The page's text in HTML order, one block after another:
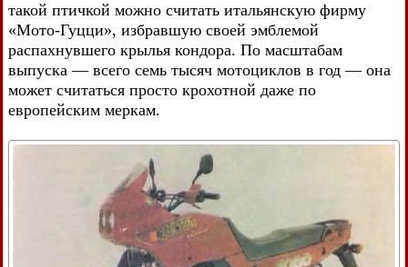
такой птичкой можно считать итальянскую фирму
«Мото-Гуцци», избравшую своей эмблемой
распахнувшего крылья кондора. По масштабам
выпуска — всего семь тысяч мотоциклов в год — она
может считаться просто крохотной даже по
европейским меркам.